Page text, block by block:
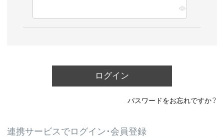
ログイン
パスワードをお忘れですか？
連携サービスでログイン・会員登録